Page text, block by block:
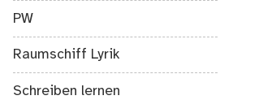
PW
Raumschiff Lyrik
Schreiben lernen